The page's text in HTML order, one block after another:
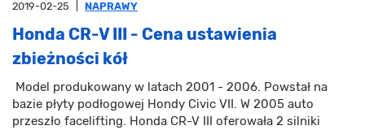
2019-02-25 NAPRAWY
Honda CR-V III - Cena ustawienia
zbieżności kół
Model produkowany w latach 2001 - 2006. Powstał na
bazie płyty podłogowej Hondy Civic VII. W 2005 auto
przeszło facelifting. Honda CR-V III oferowała 2 silniki